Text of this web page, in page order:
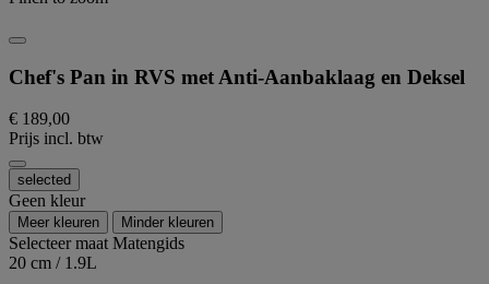
Chef's Pan in RVS met Anti-Aanbaklaag en Deksel
€ 189,00
Prijs incl. btw
selected
Geen kleur
Meer kleuren Minder kleuren
Selecteer maatMatengids
20 cm / 1.9L